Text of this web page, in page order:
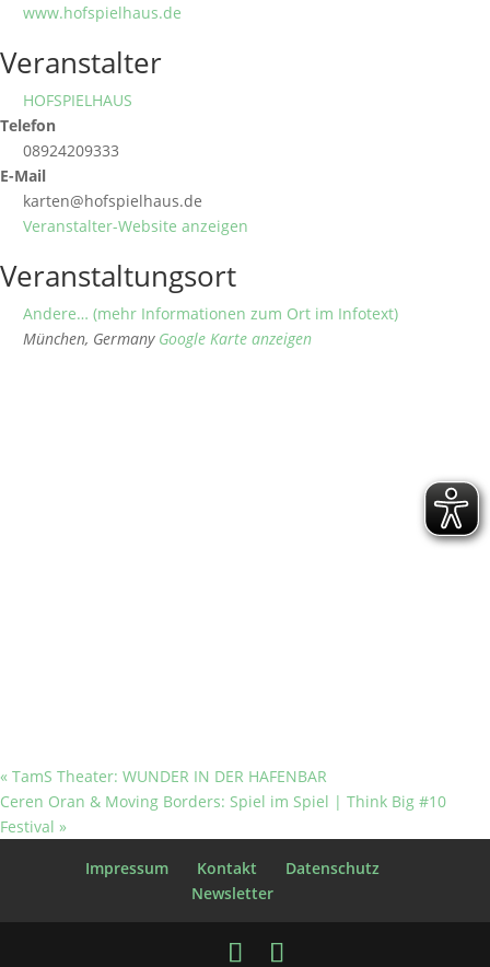
www.hofspielhaus.de
Veranstalter
HOFSPIELHAUS
Telefon
08924209333
E-Mail
karten@hofspielhaus.de
Veranstalter-Website anzeigen
Veranstaltungsort
Andere… (mehr Informationen zum Ort im Infotext)
München, Germany Google Karte anzeigen
« TamS Theater: WUNDER IN DER HAFENBAR
Ceren Oran & Moving Borders: Spiel im Spiel | Think Big #10
Festival »
Impressum
Kontakt
Datenschutz
Newsletter